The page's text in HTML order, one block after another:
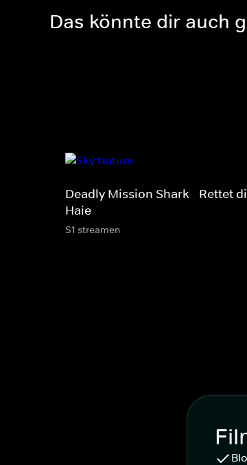
Das könnte dir auch
Deadly Mission Shark - Rettet
Haie
S1 streamen